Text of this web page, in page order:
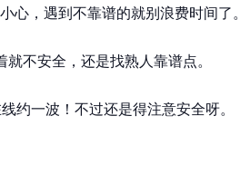
心，遇到不靠谱的就别浪费时间了。
不安全，还是找熟人靠谱点。
约一波！不过还是得注意安全呀。